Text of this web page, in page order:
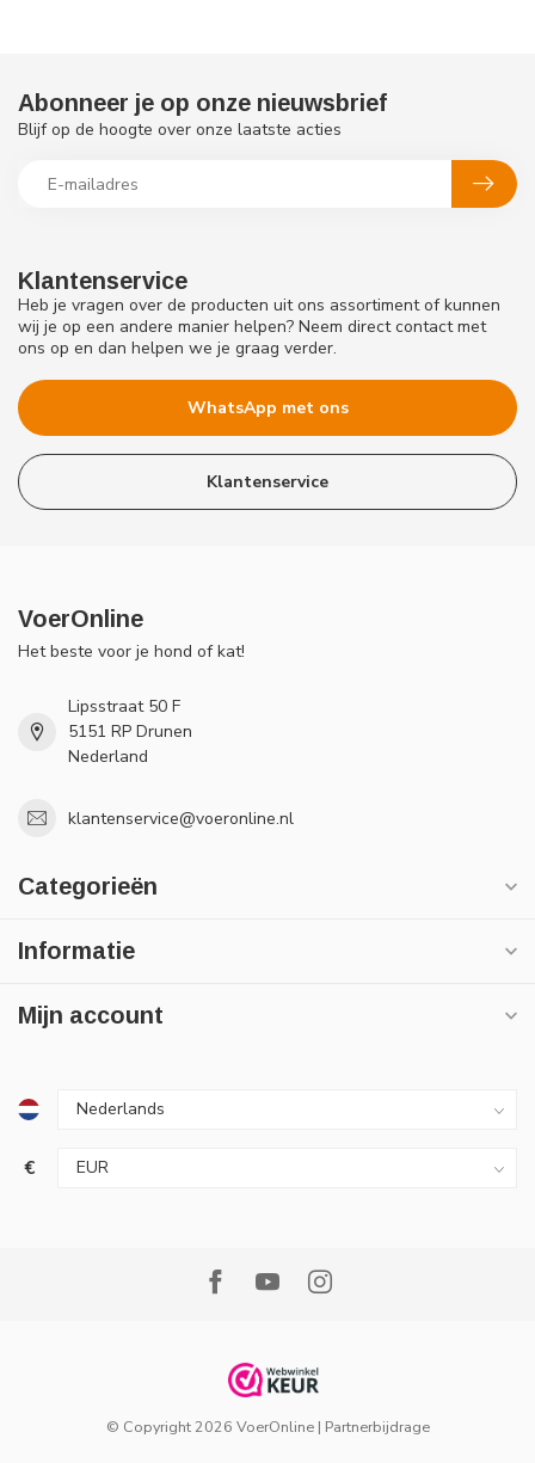
Klantenservice
Heb je vragen over de producten uit ons assortiment of kunnen
wij je op een andere manier helpen? Neem direct contact met
ons op en dan helpen we je graag verder.
WhatsApp met ons
Klantenservice
Abonneer je op onze nieuwsbrief
Blijf op de hoogte over onze laatste acties
VoerOnline
Het beste voor je hond of kat!
Lipsstraat 50 F
5151 RP Drunen
Nederland
klantenservice@voeronline.nl
Categorieën
Informatie
Mijn account
€
© Copyright 2026 VoerOnline| Partnerbijdrage